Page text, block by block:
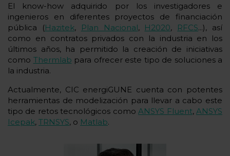
El know-how adquirido por los investigadores e
ingenieros en diferentes proyectos de financiación
pública (Hazitek, Plan Nacional, H2020, RFCS...), así
como en contratos privados con la industria en los
últimos años, ha permitido la creación de iniciativas
como Thermlab para ofrecer este tipo de soluciones a
la industria.
Actualmente, CIC energiGUNE cuenta con potentes
herramientas de modelización para llevar a cabo este
tipo de retos tecnológicos comoANSYS Fluent,ANSYS
Icepak, TRNSYS, o Matlab.